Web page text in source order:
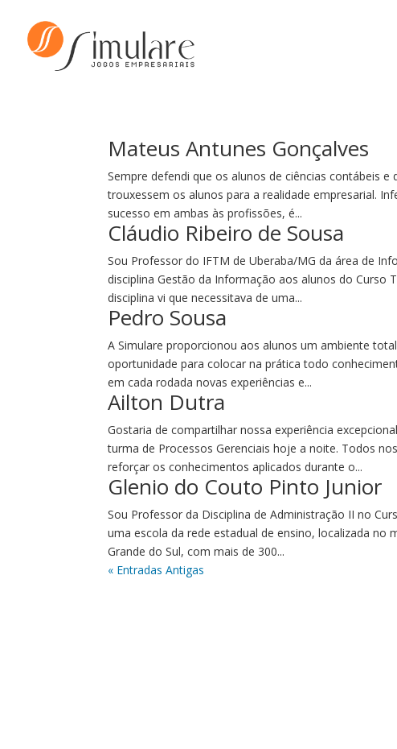
Mateus Antunes Gonçalves
Sempre defendi que os alunos de ciências contábeis
trouxessem os alunos para a realidade empresarial.
sucesso em ambas às profissões, é...
Cláudio Ribeiro de Sousa
Sou Professor do IFTM de Uberaba/MG da área de
disciplina Gestão da Informação aos alunos do Curso
disciplina vi que necessitava de uma...
Pedro Sousa
A Simulare proporcionou aos alunos um ambiente
oportunidade para colocar na prática todo
em cada rodada novas experiências e...
Ailton Dutra
Gostaria de compartilhar nossa experiência
turma de Processos Gerenciais hoje a noite. Todos
reforçar os conhecimentos aplicados durante o...
Glenio do Couto Pinto Junior
Sou Professor da Disciplina de Administração II no
uma escola da rede estadual de ensino, localizada no
Grande do Sul, com mais de 300...
« Entradas Antigas